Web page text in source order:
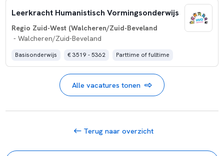
Leerkracht Humanistisch Vormingsonderwijs
Regio Zuid-West (Walcheren/Zuid-Beveland
- Walcheren/Zuid-Beveland
Basisonderwijs € 3519 - 5362 Parttime of fulltime
Alle vacatures tonen
Terug naar overzicht